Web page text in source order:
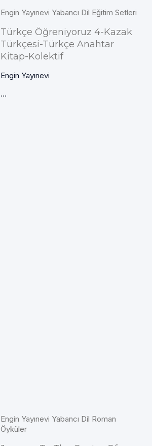
Engin Yayınevi Yabancı Dil Eğitim Setleri
Türkçe Öğreniyoruz 4-Kazak
Türkçesi-Türkçe Anahtar
Kitap-Kolektif
Engin Yayınevi
...
Engin Yayınevi Yabancı Dil Roman
Öyküler